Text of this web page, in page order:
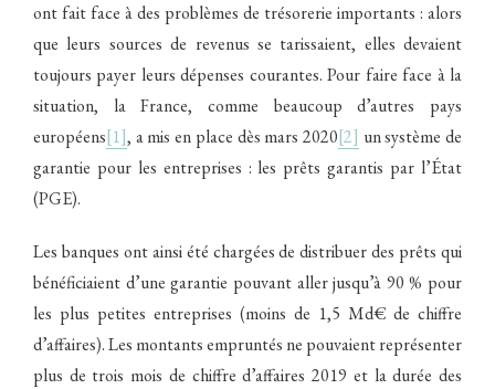
ont fait face à des problèmes de trésorerie importants : alors
que leurs sources de revenus se tarissaient, elles devaient
toujours payer leurs dépenses courantes. Pour faire face à la
situation, la France, comme beaucoup d’autres pays
européens[1], a mis en place dès mars 2020[2] un système de
garantie pour les entreprises : les prêts garantis par l’État
(PGE).
Les banques ont ainsi été chargées de distribuer des prêts qui
bénéficiaient d’une garantie pouvant aller jusqu’à 90 % pour
les plus petites entreprises (moins de 1,5 Md€ de chiffre
d’affaires). Les montants empruntés ne pouvaient représenter
plus de trois mois de chiffre d’affaires 2019 et la durée des